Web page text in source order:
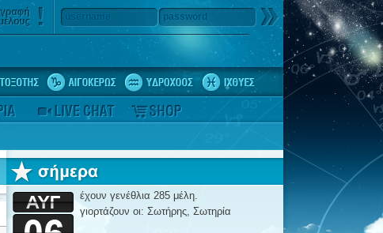
username password
έχουν γενέθλια 285 μέλη.
γιορτάζουν οι: Σωτήρης, Σωτηρία